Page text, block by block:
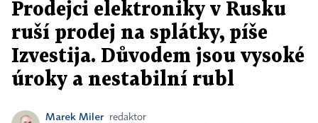
Prodejci elektroniky v Rusku
ruší prodej na splátky, píše
Izvestija. Důvodem jsou vysoké
úroky a nestabilní rubl
Marek Miler
redaktor